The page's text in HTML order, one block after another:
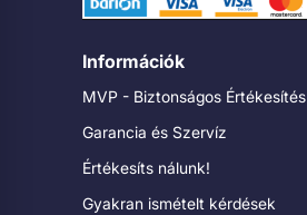
Információk
MVP - Biztonságos Értékesítés
Garancia és Szervíz
Értékesíts nálunk!
Gyakran ismételt kérdések